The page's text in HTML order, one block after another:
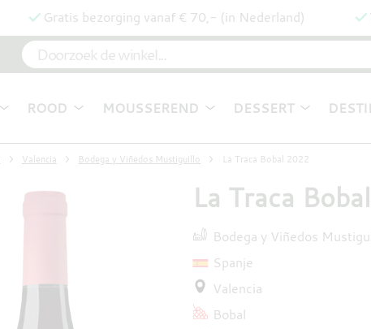
Gratis bezorging vanaf € 70,- (in Nederland)
ROOD MOUSSEREND DESSERT
Valencia Bodega y Viñedos Mustiguillo La Traca Bobal 2022
La Traca
Bodega y Viñedos
Spanje
Valencia
Bobal